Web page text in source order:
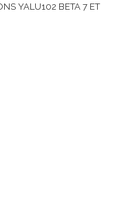
YALU102 BETA 7 ET